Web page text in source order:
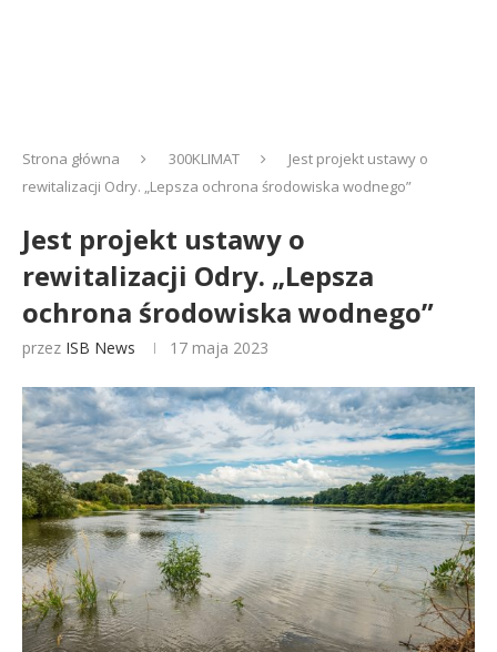
Strona główna 300KLIMAT
Jest projekt ustawy o
rewitalizacji Odry. „Lepsza ochrona środowiska wodnego”
Jest projekt ustawy o
rewitalizacji Odry. „Lepsza
ochrona środowiska wodnego”
przez ISB News 17 maja 2023